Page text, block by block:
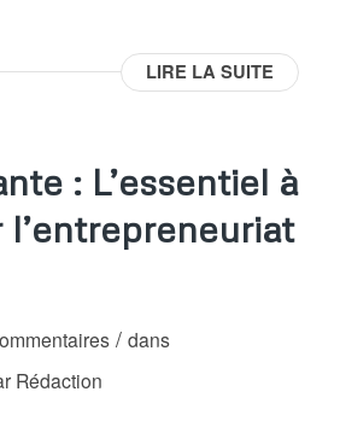
LIRE LA SUITE
: L’essentiel à
l’entrepreneuriat
/ dans
Rédaction